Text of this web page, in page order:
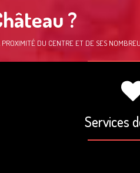
?
DU CENTRE ET DE SES
Services